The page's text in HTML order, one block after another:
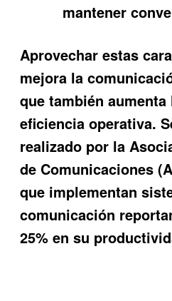
mantener
Aprovechar estas
mejora la
que también
eficiencia operativa.
realizado por la
de Comunicaciones
que implementan
comunicación
25% en su